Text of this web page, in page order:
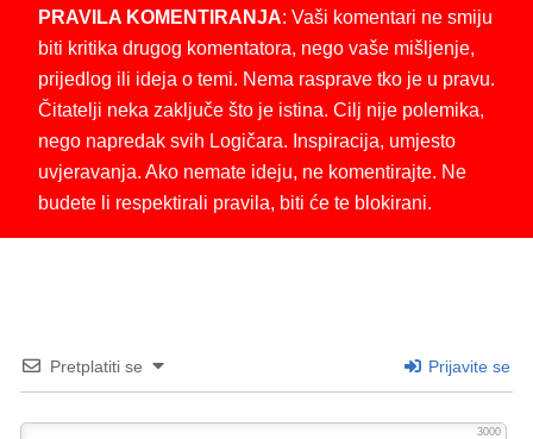
PRAVILA KOMENTIRANJA: Vaši komentari ne smiju
biti kritika drugog komentatora, nego vaše mišljenje,
prijedlog ili ideja o temi. Nema rasprave tko je u pravu.
Čitatelji neka zaključe što je istina. Cilj nije polemika,
nego napredak svih Logičara. Inspiracija, umjesto
uvjeravanja. Ako nemate ideju, ne komentirajte. Ne
budete li respektirali pravila, biti će te blokirani.
Pretplatiti se Prijavite se
3000